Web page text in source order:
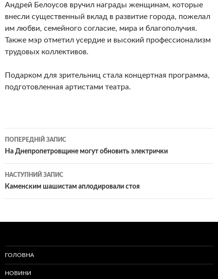
Андрей Белоусов вручил награды женщинам, которые
внесли существенный вклад в развитие города, пожелал
им любви, семейного согласие, мира и благополучия.
Также мэр отметил усердие и высокий профессионализм
трудовых коллективов.
Подарком для зрительниц стала концертная программа,
подготовленная артистами театра.
Навігація
по
записам
ПОПЕРЕДНІЙ ЗАПИС
На Днепропетровщине могут обновить электрички
НАСТУПНИЙ ЗАПИС
Каменским шашистам аплодировали стоя
ГОЛОВНА
НОВИНИ